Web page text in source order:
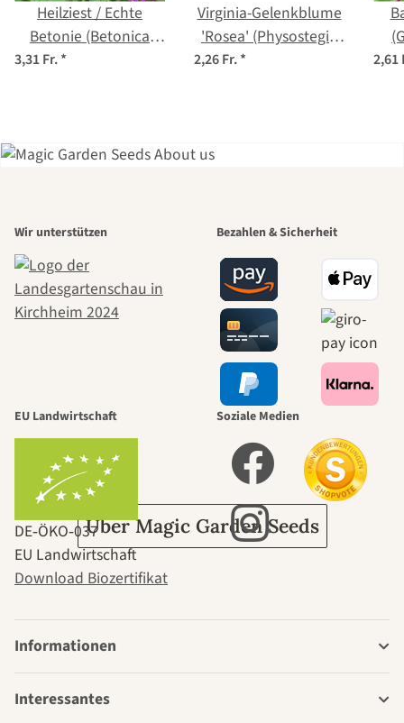
Heilziest / Echte
Betonie (Betonica
officinalis) Bio Saatgut
3,31 Fr.*
Virginia-Gelenkblume
'Rosea' (Physostegia
virginiana) Samen
2,26 Fr.* 2,61
schönsten
Wege zu uns
selbst führt
durch den
Garten
Über Magic Garden Seeds
Wir unterstützen Bezahlen & Sicherheit
EU Landwirtschaft
DE‑ÖKO‑037
EU Landwirtschaft
Download Biozertifikat
Soziale Medien
Informationen
Interessantes